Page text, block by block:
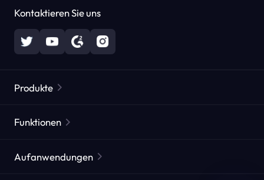
Kontaktieren Sie uns
Produkte
Statische Residential Proxies
Funktionen
Aufanwendungen